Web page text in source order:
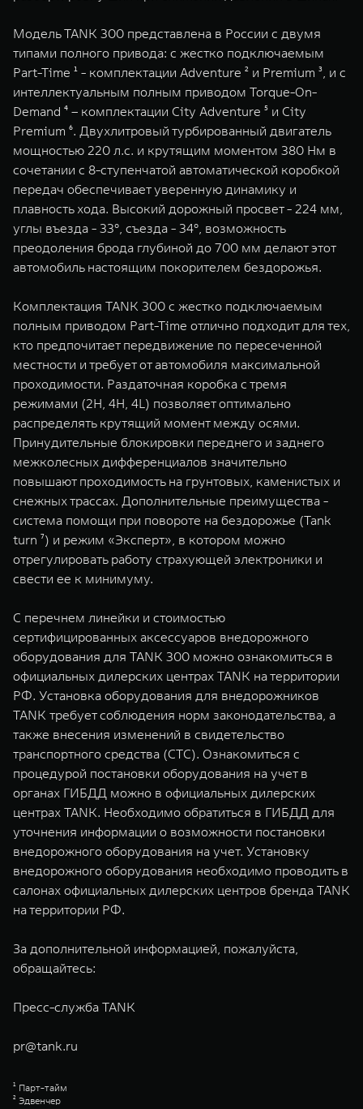
Модель TANK 300 представлена в России c двумя
типами полного привода: с жестко подключаемым
Part-Time ¹ - комплектации Adventure ² и Premium ³, и с
интеллектуальным полным приводом Torque-On-
Demand ⁴ – комплектации City Adventure ⁵ и City
Premium ⁶. Двухлитровый турбированный двигатель
мощностью 220 л.с. и крутящим моментом 380 Нм в
сочетании с 8-ступенчатой автоматической коробкой
передач обеспечивает уверенную динамику и
плавность хода. Высокий дорожный просвет - 224 мм,
углы въезда - 33°, съезда - 34°, возможность
преодоления брода глубиной до 700 мм делают этот
автомобиль настоящим покорителем бездорожья.
Комплектация TANK 300 с жестко подключаемым
полным приводом Part-Time отлично подходит для тех,
кто предпочитает передвижение по пересеченной
местности и требует от автомобиля максимальной
проходимости. Раздаточная коробка с тремя
режимами (2H, 4H, 4L) позволяет оптимально
распределять крутящий момент между осями.
Принудительные блокировки переднего и заднего
межколесных дифференциалов значительно
повышают проходимость на грунтовых, каменистых и
снежных трассах. Дополнительные преимущества -
система помощи при повороте на бездорожье (Tank
turn ⁷) и режим «Эксперт», в котором можно
отрегулировать работу страхующей электроники и
свести ее к минимуму.
С перечнем линейки и стоимостью
сертифицированных аксессуаров внедорожного
оборудования для TANK 300 можно ознакомиться в
официальных дилерских центрах TANK на территории
РФ. Установка оборудования для внедорожников
TANK требует соблюдения норм законодательства, а
также внесения изменений в свидетельство
транспортного средства (СТС). Ознакомиться с
процедурой постановки оборудования на учет в
органах ГИБДД можно в официальных дилерских
центрах TANK. Необходимо обратиться в ГИБДД для
уточнения информации о возможности постановки
внедорожного оборудования на учет. Установку
внедорожного оборудования необходимо проводить в
салонах официальных дилерских центров бренда TANK
на территории РФ.
За дополнительной информацией, пожалуйста,
обращайтесь:
Пресс-служба TANK
pr@tank.ru
¹ Парт-тайм
² Эдвенчер